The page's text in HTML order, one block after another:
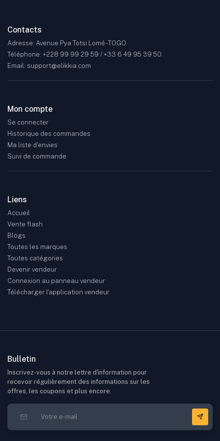
Contacts
Adresse: Avenue Pya Totsi Lomé - TOGO
Téléphone: +228 99 99 29 59 / +33 6 49 95 39 50
Email: support@elikkia.com
Mon compte
Se connecter
Historique des commandes
Ma liste d'envies
Suivi de commande
Liens
Accueil
Vente flash
Blogs
Toutes les marques
Toutes catégories
Devenir vendeur
Connexion au panneau vendeur
Télécharger l'application vendeur
Bulletin
Inscrivez-vous à notre lettre d'information pour
recevoir régulièrement des informations sur les
offres, les coupons et plus encore.